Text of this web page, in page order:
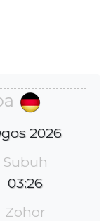
2026
Subuh
03:26
Zohor